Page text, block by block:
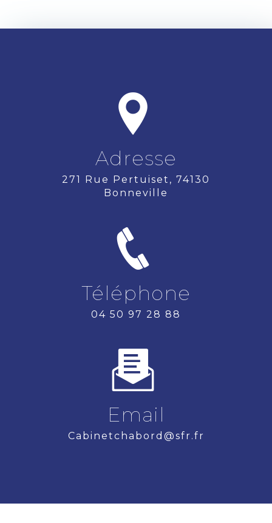
Adresse
271 Rue Pertuiset, 74130
Bonneville
Téléphone
04 50 97 28 88
Email
cabinetchabord@sfr.fr